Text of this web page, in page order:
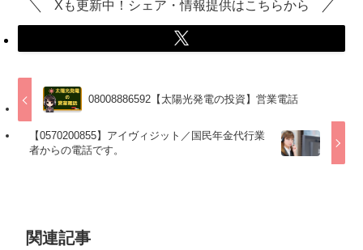
Xも更新中！シェア・情報提供はこちらから
08008886592【太陽光発電の投資】営業電話
【0570200855】アイヴィジット／国民年金代行業
者からの電話です。
関連記事